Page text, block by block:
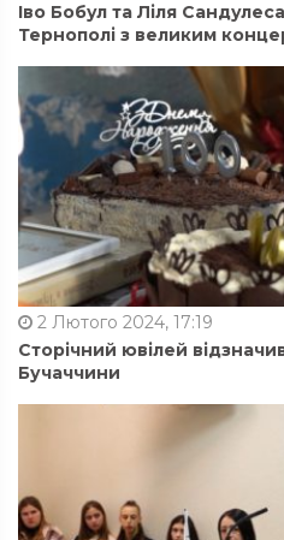
Іво Бобул та Ліля
Тернополі з великим
2 Лютого 2024, 17:19
Сторічний ювілей
Бучаччини